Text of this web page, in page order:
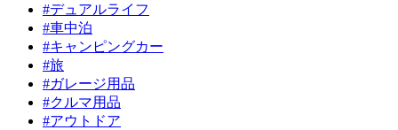
#デュアルライフ
#車中泊
#キャンピングカー
#旅
#ガレージ用品
#クルマ用品
#アウトドア